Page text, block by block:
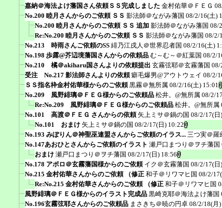
嘉納＠海法よけ藩国さん依頼ＳＳ完成しました 金村佑華＠ＦＥＧ
No.200 睦月さんからのご依頼 ＳＳ 影法師＠ながみ藩国 08/2/16(土)
No.200 睦月さんからのご依頼 ＳＳ 追加 影法師＠ながみ藩国 08/
Re:No.200 睦月さんからのご依頼 ＳＳ 影法師＠ながみ藩国 08/2/
No.213 時雨さんご依頼のSS 緋乃江戌人＠世界忍者国 08/2/16(土)
No.198 歩露@芥辺境藩国さんからの依頼品 む～む～＠紅葉国 08/2/
No.210 橘＠akiharu国さんよりの依頼提出 玄霧弦耶＠玄霧藩国 08/
受注 No.217 影法師さんよりの依頼 癖毛爆男@アウトウェイ 08/2/
ＳＳ指名枠金村佑華様からのご依頼 黒霧＠無所属 08/2/16(土) 15:01
No.209 風野緋璃＠ＦＥＧ様からのご依頼品 松井。@無所属 08/2/
Re:No.209 風野緋璃＠ＦＥＧ様からのご依頼品 松井。@無所属
No.101 高渡＠ＦＥＧ さんからの依頼 矢上ミサ＠鍋の国 08/2/17(日
No.101 おまけ 矢上ミサ＠鍋の国 08/2/17(日) 10:22
No.193 みぽりん＠神聖巫連盟さんからご依頼のイラス... 三つ実＠羅
No.147あおひとさんからご依頼のイラスト 瀬戸口まつり＠ヲチ藩国
おまけ 瀬戸口まつり＠ヲチ藩国 08/2/17(日) 18:56
No.178 アポロ＠玄霧藩国様からのご依頼 イク＠玄霧藩国 08/2/17(日
No.215 金村佑華さんからのご依頼 （修正 和子＠リワマヒ国 08/2/
Re:No.215 金村佑華さんからのご依頼 （修正 和子＠リワマヒ国
風野緋璃＠ＦＥＧ様からのイラスト完成品 黒崎克耶＠海法よけ藩国
No.196玄霧弦耶さんからのご依頼品 まさきち＠暁の円卓 08/2/18(月